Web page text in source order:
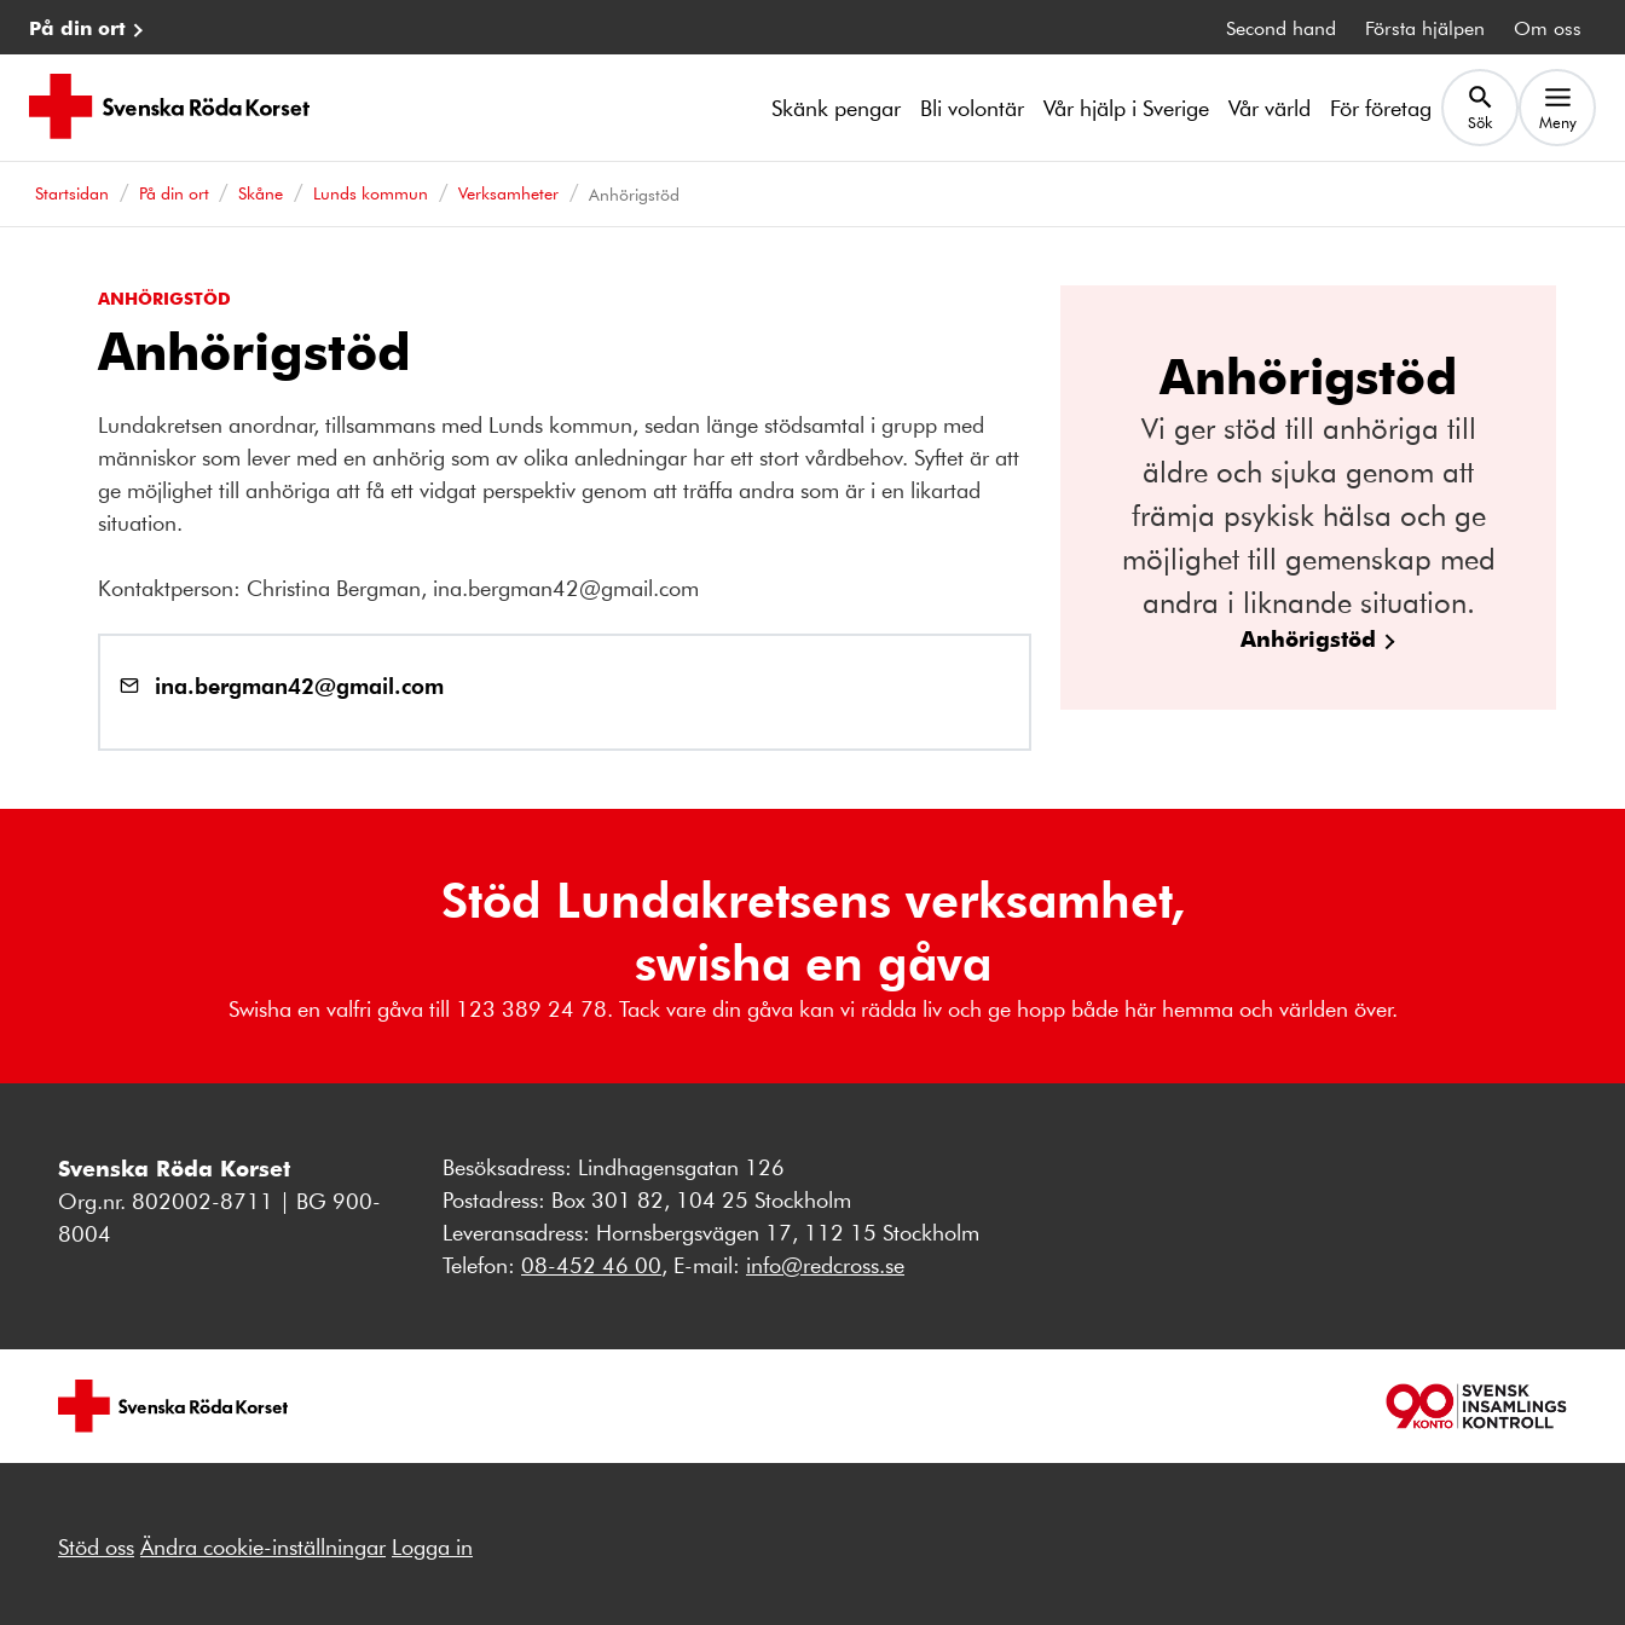
På din ort Second hand Första hjälpen Om oss
Skänk pengar Bli volontär Vår hjälp i Sverige Vår värld För företag Sök Meny
Startsidan På din ort Skåne Lunds kommun Verksamheter Anhörigstöd
ANHÖRIGSTÖD
Anhörigstöd
Lundakretsen anordnar, tillsammans med Lunds kommun, sedan länge stödsamtal i grupp med
människor som lever med en anhörig som av olika anledningar har ett stort vårdbehov. Syftet är att
ge möjlighet till anhöriga att få ett vidgat perspektiv genom att träffa andra som är i en likartad
situation.
Kontaktperson: Christina Bergman, ina.bergman42@gmail.com
ina.bergman42@gmail.com
Anhörigstöd
Vi ger stöd till anhöriga till
äldre och sjuka genom att
främja psykisk hälsa och ge
möjlighet till gemenskap med
andra i liknande situation.
Anhörigstöd
Stöd Lundakretsens verksamhet,
swisha en gåva
Swisha en valfri gåva till 123 389 24 78. Tack vare din gåva kan vi rädda liv och ge hopp både här hemma och världen över.
Svenska Röda Korset
Org.nr. 802002-8711 | BG 900-
8004
Besöksadress: Lindhagensgatan 126
Postadress: Box 301 82, 104 25 Stockholm
Leveransadress: Hornsbergsvägen 17, 112 15 Stockholm
Telefon: 08-452 46 00, E-mail: info@redcross.se
Stöd oss Ändra cookie-inställningar Logga in